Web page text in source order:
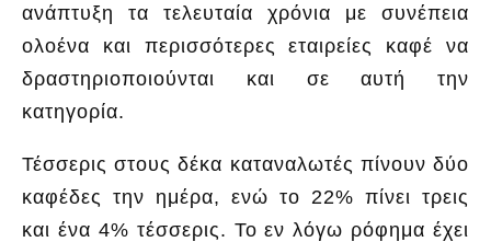
ανάπτυξη τα τελευταία χρόνια με συνέπεια
ολοένα και περισσότερες εταιρείες καφέ να
δραστηριοποιούνται και σε αυτή την
κατηγορία.
Τέσσερις στους δέκα καταναλωτές πίνουν δύο
καφέδες την ημέρα, ενώ το 22% πίνει τρεις
και ένα 4% τέσσερις. Το εν λόγω ρόφημα έχει